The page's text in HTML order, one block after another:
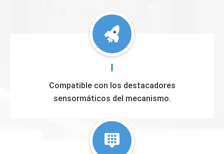
Compatible con los destacadores
sensormáticos del mecanismo.